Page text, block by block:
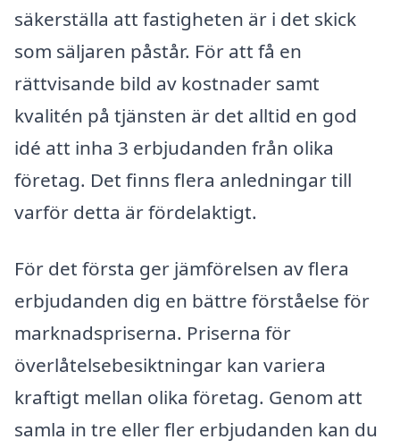
säkerställa att fastigheten är i det skick
som säljaren påstår. För att få en
rättvisande bild av kostnader samt
kvalitén på tjänsten är det alltid en god
idé att inha 3 erbjudanden från olika
företag. Det finns flera anledningar till
varför detta är fördelaktigt.
För det första ger jämförelsen av flera
erbjudanden dig en bättre förståelse för
marknadspriserna. Priserna för
överlåtelsebesiktningar kan variera
kraftigt mellan olika företag. Genom att
samla in tre eller fler erbjudanden kan du